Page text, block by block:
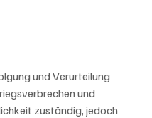
und Verurteilung
und
zuständig, jedoch